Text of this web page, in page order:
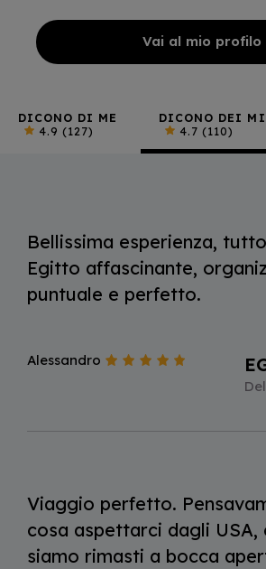
Vai al mio profilo
DICONO DI ME
4.9 (127)
DICONO DEI
4.7 (110)
Bellissima esperienza,
Egitto affascinante,
puntuale e perfetto.
Alessandro
Viaggio perfetto.
cosa aspettarci dagli USA,
siamo rimasti a bocca